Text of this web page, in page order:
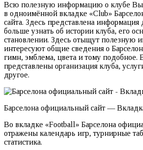
Всю полезную информацию о клубе Вы
в одноимённой вкладке «Club»
сайта. Здесь представлена информация
больше узнать об истории клуба, его
становлении. Здесь отыщут полезную
интересуют общие сведения о
гимн, эмблема, цвета и тому подобное.
представлены организация клуба,
другое.
Барселона официальный сайт —
Во вкладке «Football» Барселона
отражены календарь игр, турнирные
статистика.